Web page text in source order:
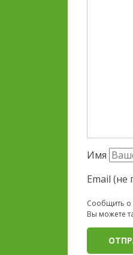
Имя
Email (не
Сообщить о
Вы можете